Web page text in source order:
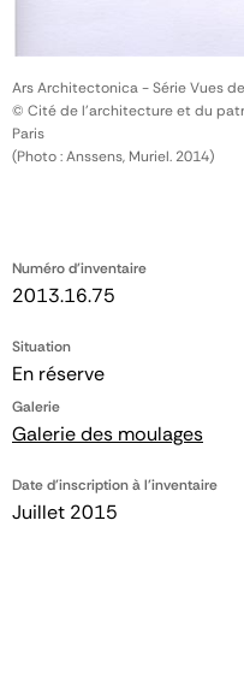
Numéro d'inventaire
2013.16.75
Situation
En réserve
Galerie
Galerie des moulages
Date d'inscription à l'inventaire
Juillet 2015
Ars Architectonica - Série Vues
© Cité de l'architecture et du
Paris
(Photo : Anssens, Muriel. 2014)